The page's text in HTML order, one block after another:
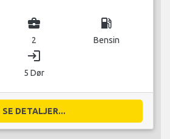
business_center
2
local_gas_station
Bensin
login
5 Dør
SE DETALJER...